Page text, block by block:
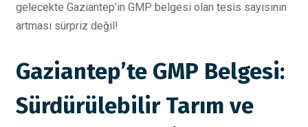
gelecekte Gaziantep’in GMP belgesi olan tesis sayısının
artması sürpriz değil!
Gaziantep’te GMP Belgesi:
Sürdürülebilir Tarım ve